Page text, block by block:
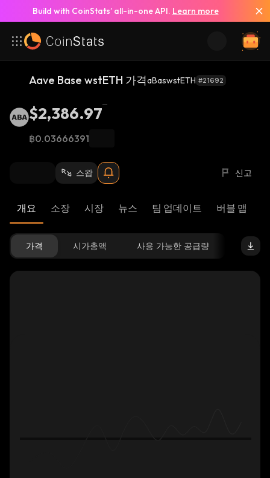
Build with CoinStats’ all-in-one API. Learn more
Aave Base wstETH 가격aBaswstETH #21692
$2,386.97
฿0.03666391
스왑 신고
개요 소장 시장 뉴스 팀 업데이트 버블 맵
가격 시가총액 사용 가능한 공급량